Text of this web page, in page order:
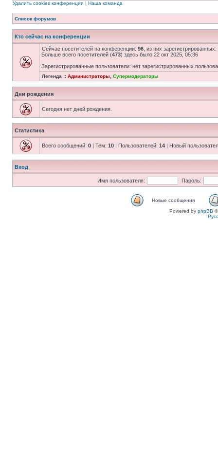
Удалить cookies конференции | Наша команда
Список форумов
Кто сейчас на конференции
Сейчас посетителей на конференции: 96 , из них
Больше всего посетителей (473) здесь было 22 окт 2025, 05:36
Зарегистрированные пользователи: нет зарегистрированных
Легенда :: Администраторы Супермодераторы
Дни рождения
Сегодня нет дней рождения.
Статистика
Всего сообщений: 0 | Тем: 10 | Пользователей: 14 | Новый
Вход
Имя пользователя: Пароль:
Новые сообщения
Powered by phpBB